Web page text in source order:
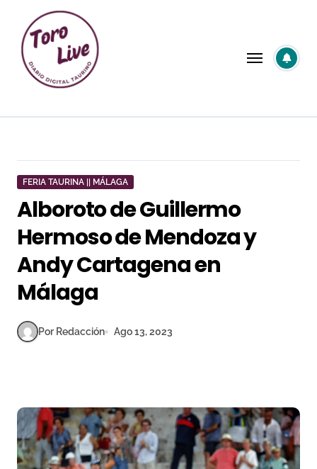
contenido
FERIA TAURINA || MÁLAGA
Alboroto de Guillermo
Hermoso de Mendoza y
Andy Cartagena en
Málaga
Por Redacción Ago 13, 2023